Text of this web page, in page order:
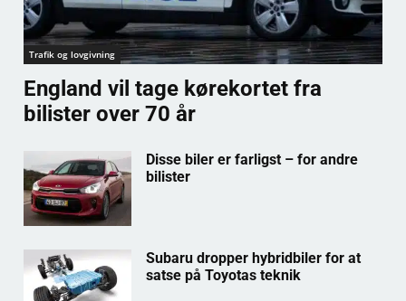
Trafik og lovgivning
England vil tage kørekortet fra
bilister over 70 år
Disse biler er farligst – for andre
bilister
Subaru dropper hybridbiler for at
satse på Toyotas teknik